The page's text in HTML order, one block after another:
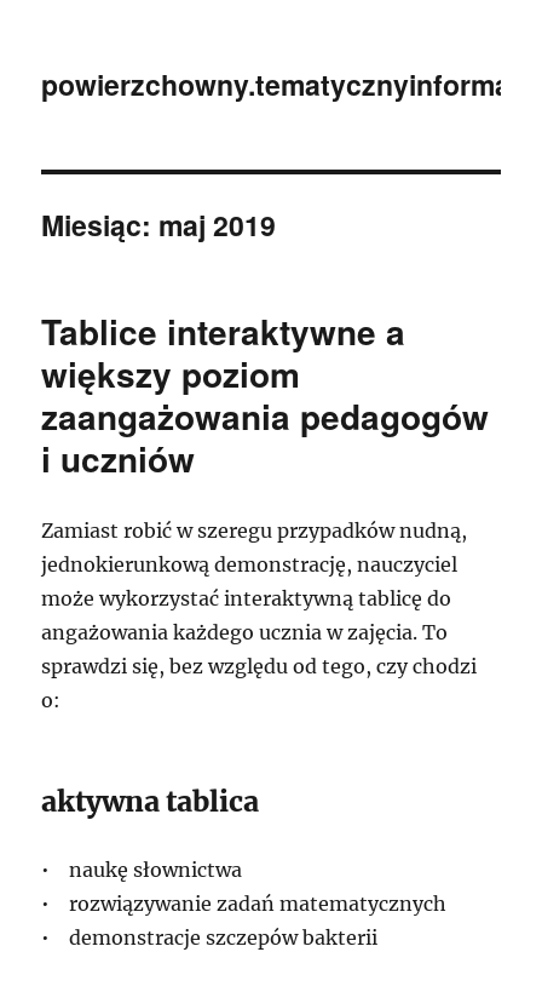
Miesiąc: maj 2019
Tablice interaktywne a
większy poziom
zaangażowania pedagogów
i uczniów
Zamiast robić w szeregu przypadków nudną,
jednokierunkową demonstrację, nauczyciel
może wykorzystać interaktywną tablicę do
angażowania każdego ucznia w zajęcia. To
sprawdzi się, bez względu od tego, czy chodzi
o:
aktywna tablica
• naukę słownictwa
• rozwiązywanie zadań matematycznych
• demonstracje szczepów bakterii